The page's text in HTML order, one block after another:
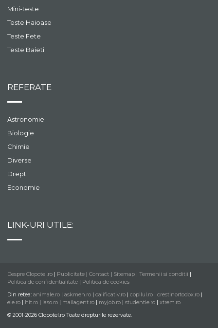
Mini-teste
Teste Haioase
Teste Fete
Teste Baieti
REFERATE
Astronomie
Biologie
Chimie
Diverse
Drept
Economie
LINK-URI UTILE:
Despre Clopotel.ro | Publicitate | Contact | Sitemap | Termenii si conditii |
Politica de confidentialitate | Politica de cookies
Din retea: animale.ro | askmen.ro | calificativ.ro | copilul.ro | crestinortodox.ro |
ele.ro | hit.ro | laso.ro | mailagent.ro | myjob.ro | studentie.ro | xtrem.ro
© 2001-2026 Clopotel.ro Toate drepturile rezervate.